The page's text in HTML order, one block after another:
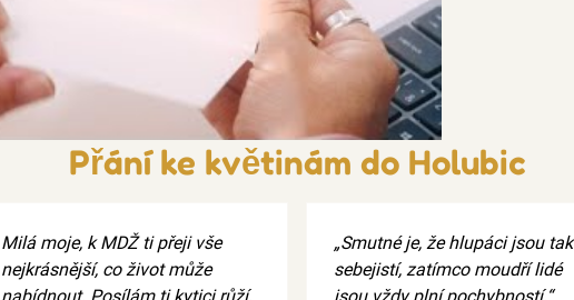
Přání ke květinám do Holubic
Milá moje, k MDŽ ti přeji vše
nejkrásnější, co život může
„Smutné je, že hlupáci jsou tak
sebejistí, zatímco moudří lidé